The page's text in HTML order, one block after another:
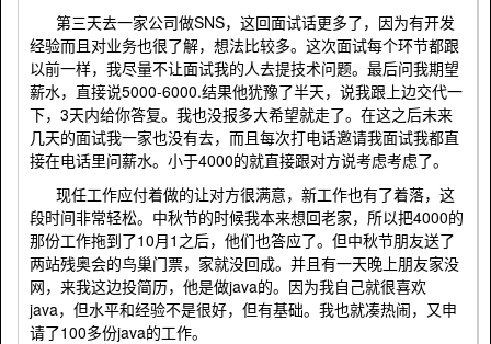
第三天去一家公司做SNS，这回面试话更多了，因为有开发
经验而且对业务也很了解，想法比较多。这次面试每个环节都跟
以前一样，我尽量不让面试我的人去提技术问题。最后问我期望
薪水，直接说5000-6000.结果他犹豫了半天，说我跟上边交代一
下，3天内给你答复。我也没报多大希望就走了。在这之后未来
几天的面试我一家也没有去，而且每次打电话邀请我面试我都直
接在电话里问薪水。小于4000的就直接跟对方说考虑考虑了。
现任工作应付着做的让对方很满意，新工作也有了着落，这
段时间非常轻松。中秋节的时候我本来想回老家，所以把4000的
那份工作拖到了10月1之后，他们也答应了。但中秋节朋友送了
两站残奥会的鸟巢门票，家就没回成。并且有一天晚上朋友家没
网，来我这边投简历，他是做java的。因为我自己就很喜欢
java，但水平和经验不是很好，但有基础。我也就凑热闹，又申
请了100多份java的工作。